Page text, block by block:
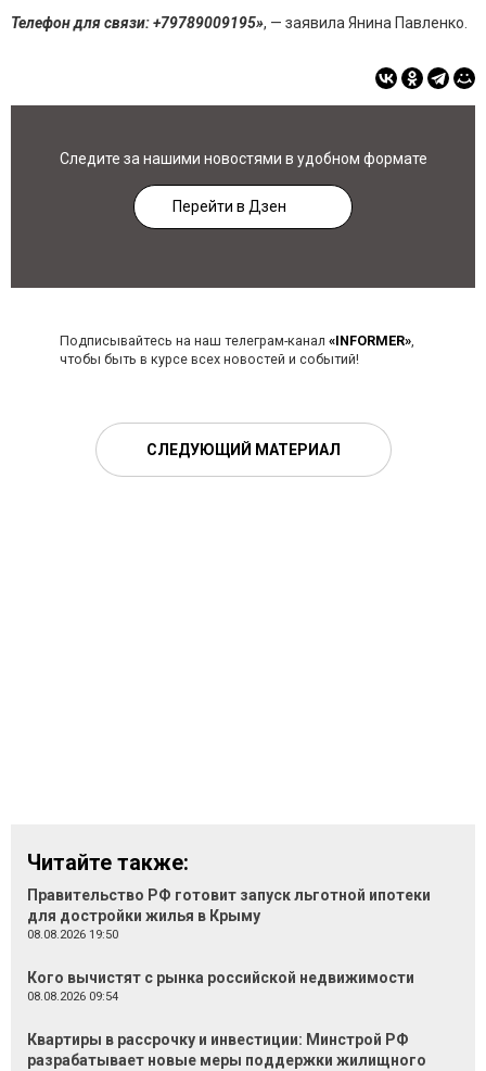
Телефон для связи:+79789009195», — заявила Янина Павленко.
Следите за нашими новостями в удобном формате
Перейти в Дзен
Подписывайтесь на наш телеграм-канал «INFORMER»,
чтобы быть в курсе всех новостей и событий!
СЛЕДУЮЩИЙ МАТЕРИАЛ
Читайте также:
Правительство РФ готовит запуск льготной ипотеки
для достройки жилья в Крыму
08.08.2026 19:50
Кого вычистят с рынка российской недвижимости
08.08.2026 09:54
Квартиры в рассрочку и инвестиции: Минстрой РФ
разрабатывает новые меры поддержки жилищного